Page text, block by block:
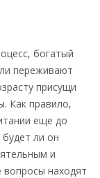
богатый
переживают
присущи
Как правило,
еще до
ли он
и
находят